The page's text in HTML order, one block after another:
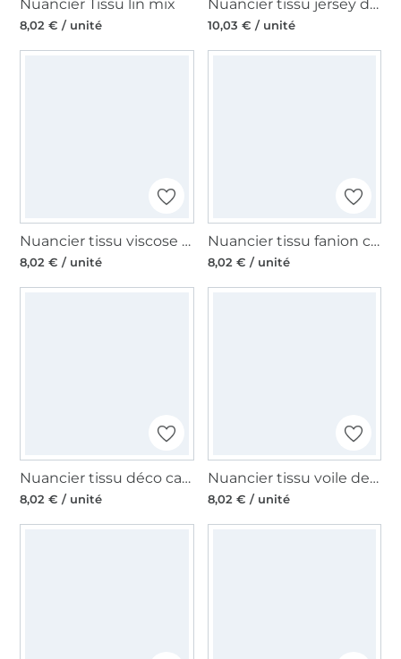
Nuancier Tissu lin mix
8,02 € / unité
Nuancier tissu jersey de coton
10,03 € / unité
Nuancier tissu viscose lin mélange
8,02 € / unité
Nuancier tissu fanion cretonne de coton
8,02 € / unité
Nuancier tissu déco canevas
8,02 € / unité
Nuancier tissu voile de viscose
8,02 € / unité